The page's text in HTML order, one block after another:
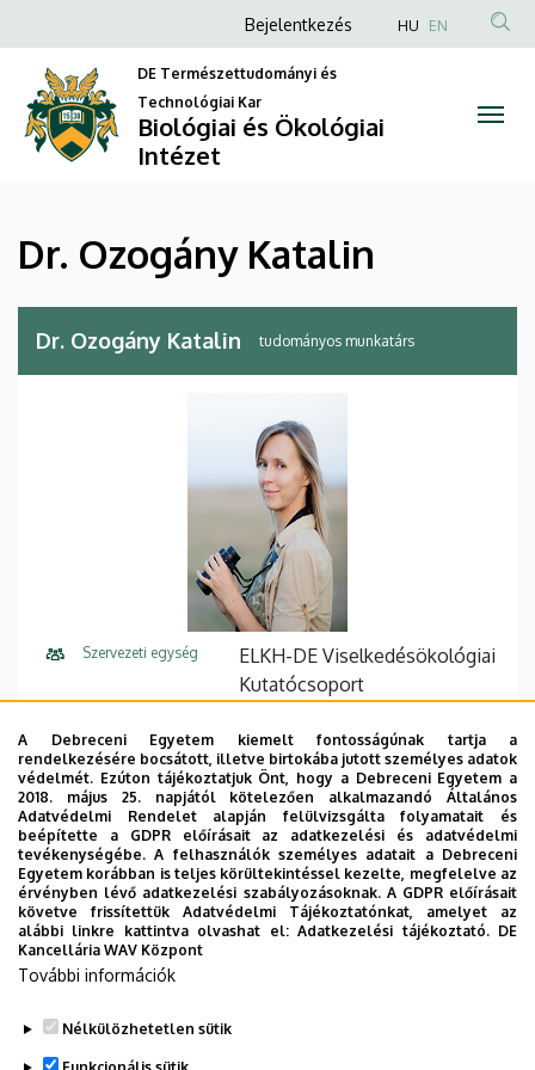
Ozogány
Katalin
és
Ökológiai
Intézet
a
tartalomra
Anonim
Felhasználói
fiók
menüje
Bejelentkezés HU EN
DE Természettudományi és
Technológiai Kar
Biológiai és Ökológiai
Intézet
Dr. Ozogány Katalin
Dr. Ozogány Katalin tudományos munkatárs
Szervezeti egység
ELKH-DE Viselkedésökológiai
Kutatócsoport
+36 52 512 900 62350
Közvetlen telefonszám +36 52 512 900
E-mail cím katalin.ozogany@gmail.com
Cím
4032 Debrecen, Egyetem tér
1.
Épület
A Debreceni Egyetem kiemelt fontosságúnak tartja a
rendelkezésére bocsátott, illetve birtokába jutott személyes adatok
védelmét. Ezúton tájékoztatjuk Önt, hogy a Debreceni Egyetem a
2018. május 25. napjától kötelezően alkalmazandó Általános
Adatvédelmi Rendelet alapján felülvizsgálta folyamatait és
beépítette a GDPR előírásait az adatkezelési és adatvédelmi
tevékenységébe. A felhasználók személyes adatait a Debreceni
Egyetem korábban is teljes körültekintéssel kezelte, megfelelve az
érvényben lévő adatkezelési szabályozásoknak. A GDPR előírásait
követve frissítettük Adatvédelmi Tájékoztatónkat, amelyet az
alábbi linkre kattintva olvashat el:Adatkezelési tájékoztató. DE
Kancellária WAV Központ
További információk
Nélkülözhetetlen sütik